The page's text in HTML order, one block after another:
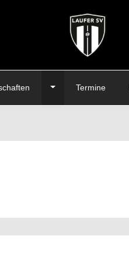
Toggle Dropdown
Termine